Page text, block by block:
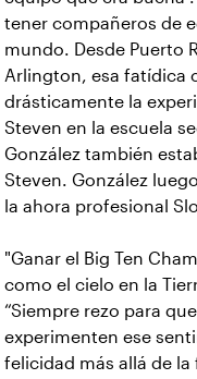
tener compañeros de
mundo. Desde Puerto
Arlington, esa fatídica
drásticamente la
Steven en la escuela
González también
Steven. González
la ahora profesional
"Ganar el Big Ten
como el cielo en la
“Siempre rezo para
experimenten ese
felicidad más allá de